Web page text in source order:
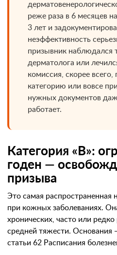
реже раза в 6 месяцев
3 лет и
неэффективность
призывник наблюдался
дерматолога или
комиссия, скорее
категорию или вовсе
нужных документов
работает.
Категория «В»:
годен —
призыва
Это самая распространенная
при кожных заболеваниях.
хронических, часто или
средней тяжести. Основания
статьи 62 Расписания